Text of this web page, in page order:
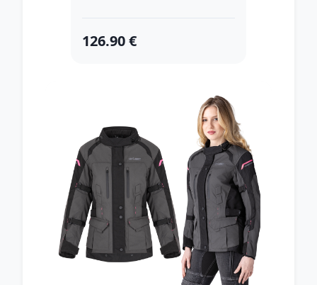
126.90 €